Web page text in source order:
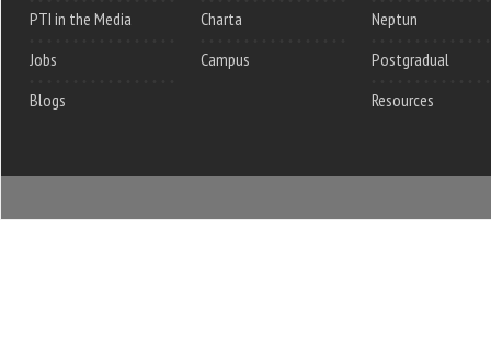
PTI in the Media
Jobs
Blogs
Charta
Campus
Neptun
Postgradual
Resources